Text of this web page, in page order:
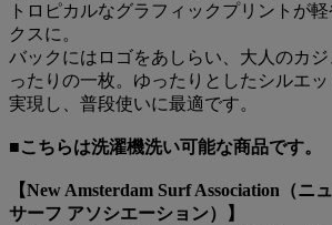
トロピカルなグラフィックプリントが
クスに。
バックにはロゴをあしらい、大人のカ
ったりの一枚。ゆったりとしたシルエ
実現し、普段使いに最適です。
■こちらは洗濯機洗い可能な商品です。
【New Amsterdam Surf Association（ニ
サーフ アソシエーション）】